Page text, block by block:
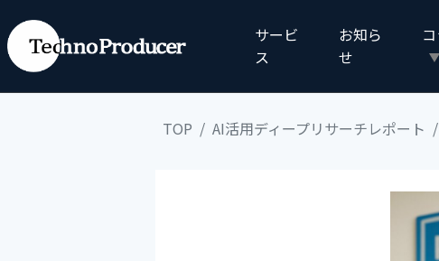
サービ
ス
お知ら
せ
TOP AI活用ディープリサーチレポート